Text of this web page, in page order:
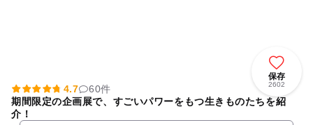
保存
2602
4.7
60件
期間限定の企画展で、すごいパワーをもつ生きものたちを紹
介！